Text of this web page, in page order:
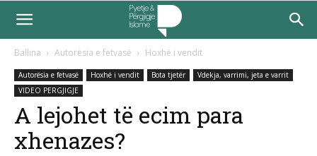
Ballina Autorësia e fetvasë Hoxhë i vendit
Autorësia e fetvasë Hoxhë i vendit Bota tjetër
Vdekja, varrimi, jeta e varrit
VIDEO PERGJIGJE
A lejohet të ecim para
xhenazes?